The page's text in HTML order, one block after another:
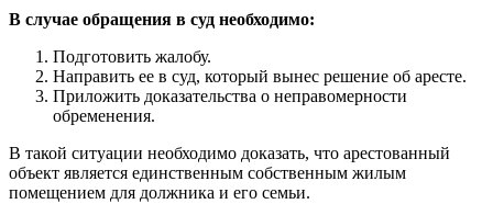
В случае обращения в суд необходимо:
Подготовить жалобу.
Направить ее в суд, который вынес решение об аресте.
Приложить доказательства о неправомерности
обременения.
В такой ситуации необходимо доказать, что арестованный
объект является единственным собственным жилым
помещением для должника и его семьи.